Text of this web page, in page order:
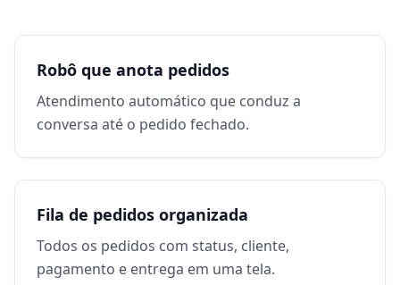
Robô que anota pedidos
Atendimento automático que conduz a
conversa até o pedido fechado.
Fila de pedidos organizada
Todos os pedidos com status, cliente,
pagamento e entrega em uma tela.